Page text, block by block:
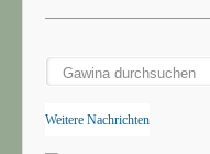
Weitere Nachrichten